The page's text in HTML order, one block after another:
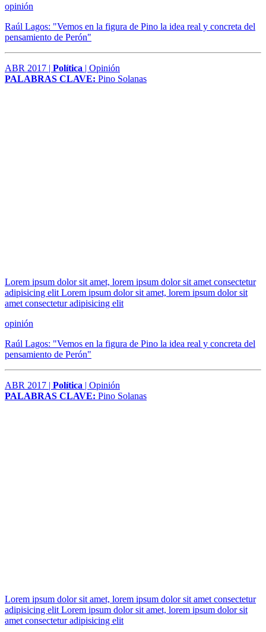
opinión
Raúl Lagos: "Vemos en la figura de Pino la idea real y concreta del
pensamiento de Perón"
ABR 2017 | Política | Opinión
PALABRAS CLAVE: Pino Solanas
Lorem ipsum dolor sit amet, lorem ipsum dolor sit amet consectetur
adipisicing elit Lorem ipsum dolor sit amet, lorem ipsum dolor sit
amet consectetur adipisicing elit
opinión
Raúl Lagos: "Vemos en la figura de Pino la idea real y concreta del
pensamiento de Perón"
ABR 2017 | Política | Opinión
PALABRAS CLAVE: Pino Solanas
Lorem ipsum dolor sit amet, lorem ipsum dolor sit amet consectetur
adipisicing elit Lorem ipsum dolor sit amet, lorem ipsum dolor sit
amet consectetur adipisicing elit